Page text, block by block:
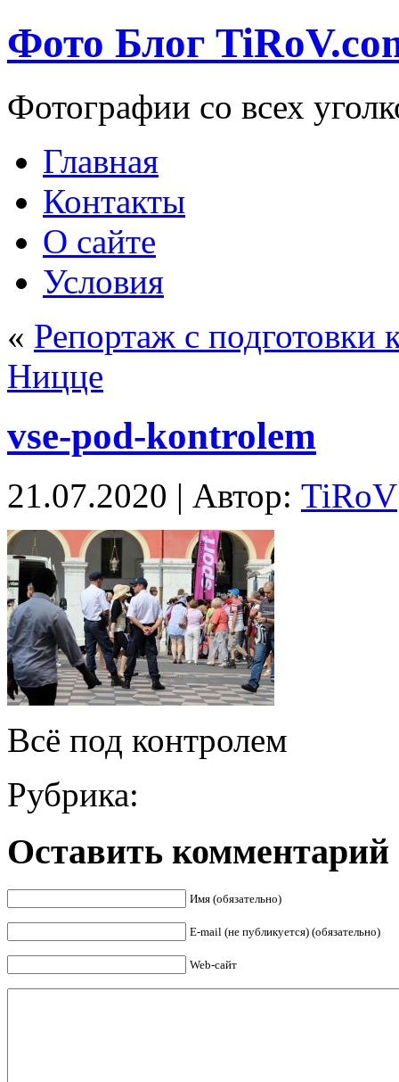
Фото Блог
Фотографии со всех
Главная
Контакты
О сайте
Условия
« Репортаж с
Ницце
vse-pod-kontrolem
21.07.2020 | Автор: TiRoV
Всё под контролем
Рубрика:
Оставить комментарий
Имя (обязательно)
E-mail (не публикуется) (обязательно)
Web-сайт